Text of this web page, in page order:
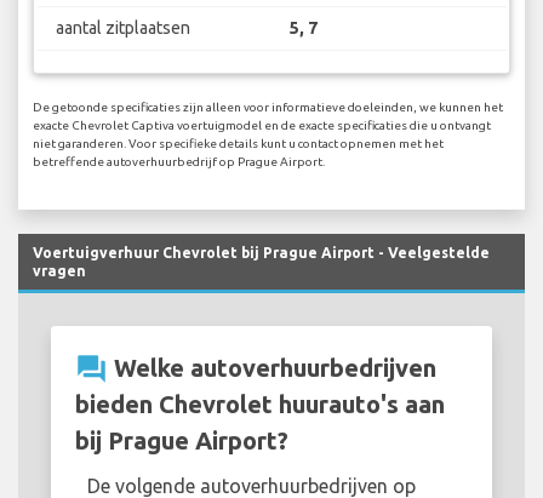
aantal zitplaatsen 5, 7
De getoonde specificaties zijn alleen voor informatieve doeleinden, we kunnen het
exacte Chevrolet Captiva voertuigmodel en de exacte specificaties die u ontvangt
niet garanderen. Voor specifieke details kunt u contact opnemen met het
betreffende autoverhuurbedrijf op Prague Airport.
Voertuigverhuur Chevrolet bij Prague Airport - Veelgestelde
vragen
question_answer Welke autoverhuurbedrijven
bieden Chevrolet huurauto's aan
bij Prague Airport?
De volgende autoverhuurbedrijven op